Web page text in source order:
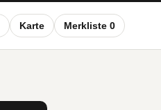
Karte Merkliste 0